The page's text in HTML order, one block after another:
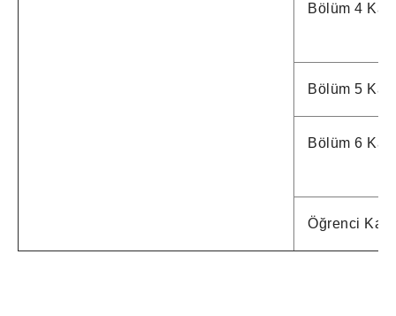
Bölüm 4
Bölüm 5
Bölüm 6
Öğrenci